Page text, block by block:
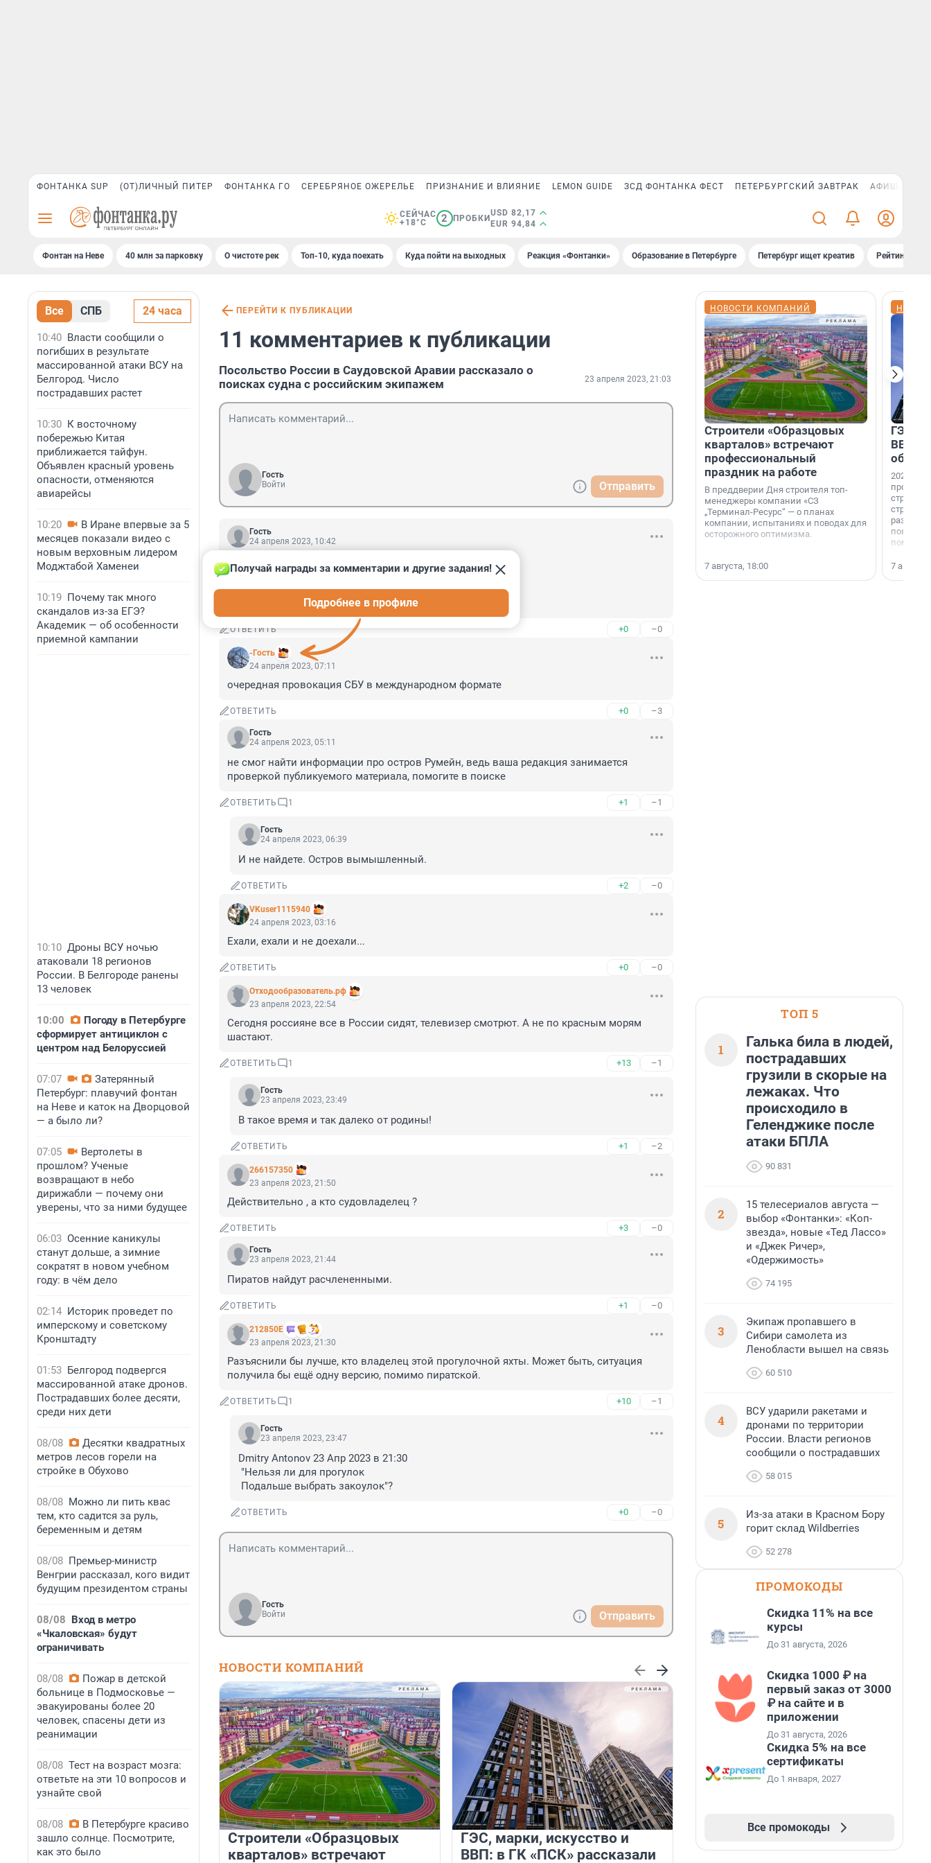
ФОНТАНКА SUP (ОТ)ЛИЧНЫЙ ПИТЕР ФОНТАНКА ГО СЕРЕБРЯНОЕ ОЖЕРЕЛЬЕ ПРИЗНАНИЕ И ВЛИЯНИЕ LEMON GUIDE ЗСД ФОНТАНКА ФЕСТ ПЕТЕРБУРГСКИЙ ЗАВТРАК АФИША PLUS
СЕЙЧАС
+18°C
2 ПРОБКИ
USD 82,17
EUR 94,84
Фонтан на Неве 40 млн за парковку О чистоте рек Топ-10, куда поехать Куда пойти на выходных Реакция «Фонтанки» Образование в Петербурге Петербург ищет креатив Рейтинги
Все СПБ 24 часа
10:40 Власти сообщили о
погибших в результате
массированной атаки ВСУ на
Белгород. Число
пострадавших растет
10:30 К восточному
побережью Китая
приближается тайфун.
Объявлен красный уровень
опасности, отменяются
авиарейсы
10:20
В Иране впервые за 5
месяцев показали видео с
новым верховным лидером
Моджтабой Хаменеи
10:19 Почему так много
скандалов из-за ЕГЭ?
Академик — об особенности
приемной кампании
10:10 Дроны ВСУ ночью
атаковали 18 регионов
России. В Белгороде ранены
13 человек
10:00
Погоду в Петербурге
сформирует антициклон с
центром над Белоруссией
07:07
Затерянный
Петербург: плавучий фонтан
на Неве и каток на Дворцовой
— а было ли?
07:05
Вертолеты в
прошлом? Ученые
возвращают в небо
дирижабли — почему они
уверены, что за ними будущее
06:03 Осенние каникулы
станут дольше, а зимние
сократят в новом учебном
году: в чём дело
02:14 Историк проведет по
имперскому и советскому
Кронштадту
01:53 Белгород подвергся
массированной атаке дронов.
Пострадавших более десяти,
среди них дети
08/08
Десятки квадратных
метров лесов горели на
стройке в Обухово
08/08 Можно ли пить квас
тем, кто садится за руль,
беременным и детям
08/08 Премьер-министр
Венгрии рассказал, кого видит
будущим президентом страны
08/08 Вход в метро
«Чкаловская» будут
ограничивать
08/08
Пожар в детской
больнице в Подмосковье —
эвакуированы более 20
человек, спасены дети из
реанимации
08/08 Тест на возраст мозга:
ответьте на эти 10 вопросов и
узнайте свой
08/08
В Петербурге красиво
зашло солнце. Посмотрите,
как это было
ПЕРЕЙТИ К ПУБЛИКАЦИИ
11 комментариев к публикации
Посольство России в Саудовской Аравии рассказало о
поисках судна с российским экипажем
23 апреля 2023, 21:03
Гость
Войти
Отправить
Гость
24 апреля 2023, 10:42
Оставайся, мальчик, с нами,
Будешь нашим королём!
Ла-ла-ла
ОТВЕТИТЬ +0 –0
-Гость
Получай награды за комментарии и другие задания!
Подробнее в профиле
24 апреля 2023, 07:11
очередная провокация СБУ в международном формате
ОТВЕТИТЬ +0 –3
Гость
24 апреля 2023, 05:11
не смог найти информации про остров Румейн, ведь ваша редакция занимается
проверкой публикуемого материала, помогите в поиске
ОТВЕТИТЬ 1 +1 –1
Гость
24 апреля 2023, 06:39
И не найдете. Остров вымышленный.
ОТВЕТИТЬ +2 –0
VKuser1115940
24 апреля 2023, 03:16
Ехали, ехали и не доехали...
ОТВЕТИТЬ +0 –0
Отходообразователь.рф
23 апреля 2023, 22:54
Сегодня россияне все в России сидят, телевизер смотрют. А не по красным морям
шастают.
ОТВЕТИТЬ 1 +13 –1
Гость
23 апреля 2023, 23:49
В такое время и так далеко от родины!
ОТВЕТИТЬ +1 –2
266157350
23 апреля 2023, 21:50
Действительно , а кто судовладелец ?
ОТВЕТИТЬ +3 –0
Гость
23 апреля 2023, 21:44
Пиратов найдут расчлененными.
ОТВЕТИТЬ +1 –0
212850Е
23 апреля 2023, 21:30
Разъяснили бы лучше, кто владелец этой прогулочной яхты. Может быть, ситуация
получила бы ещё одну версию, помимо пиратской.
ОТВЕТИТЬ 1 +10 –1
Гость
23 апреля 2023, 23:47
Dmitry Antonov 23 Апр 2023 в 21:30
Подальше выбрать закоулок"?
ОТВЕТИТЬ +0 –0
Гость
Войти
Отправить
НОВОСТИ КОМПАНИЙ
Строители «Образцовых
кварталов» встречают
ГЭС, марки, искусство и
ВВП: в ГК «ПСК» рассказали
На водоёмах Ленобласти
заработали новые базовые
НОВОСТИ КОМПАНИЙ
Строители «Образцовых
кварталов» встречают
профессиональный
праздник на работе
В преддверии Дня строителя топ-
менеджеры компании «СЗ
„Терминал-Ресурс“ — о планах
компании, испытаниях и поводах для
осторожного оптимизма.
7 августа, 18:00
ГЭС,
ВВП: в
об
2026-й —
раз. В
7
ТОП 5
1
Галька била в людей,
пострадавших
грузили в скорые на
лежаках. Что
происходило в
Геленджике после
атаки БПЛА
90 831
2
15 телесериалов августа —
выбор «Фонтанки»: «Коп-
звезда», новые «Тед Лассо»
и «Джек Ричер»,
«Одержимость»
74 195
3
Экипаж пропавшего в
Сибири самолета из
Ленобласти вышел на связь
60 510
4
ВСУ ударили ракетами и
дронами по территории
России. Власти регионов
сообщили о пострадавших
58 015
5
Из-за атаки в Красном Бору
горит склад Wildberries
52 278
ПРОМОКОДЫ
Скидка 11% на все
курсы
До 31 августа, 2026
Скидка 1000 ₽ на
первый заказ от 3000
₽ на сайте и в
приложении
До 31 августа, 2026
Скидка 5% на все
сертификаты
До 1 января, 2027
Все промокоды